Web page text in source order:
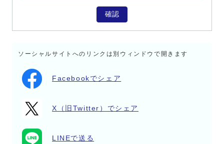
確認
ソーシャルサイトへのリンクは別ウィンドウで開きます
Facebookでシェア
X（旧Twitter）でシェア
LINEで送る